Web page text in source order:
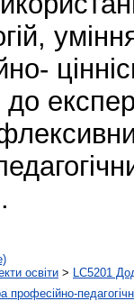
до
освіти > LC5201
професійно-